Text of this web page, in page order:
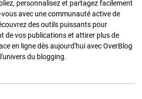
personnalisez et partagez facilement
avec une communauté active de
des outils puissants pour
de vos publications et attirer plus de
en ligne dès aujourd'hui avec OverBlog
du blogging.